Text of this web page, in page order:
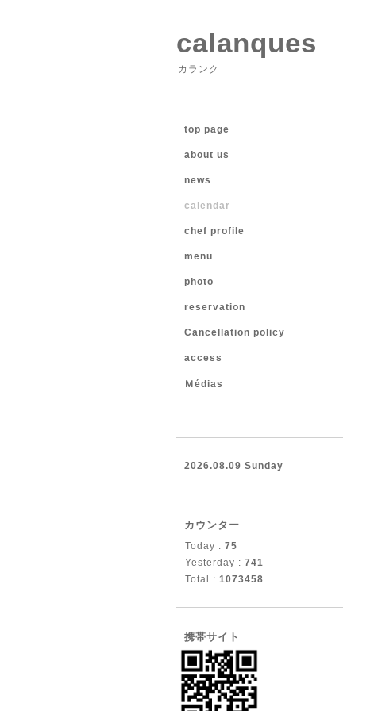
calanques
カランク
top page
about us
news
calendar
chef profile
menu
photo
reservation
Cancellation policy
access
Ｍédias
2026.08.09 Sunday
カウンター
Today : 75
Yesterday : 741
Total : 1073458
携帯サイト